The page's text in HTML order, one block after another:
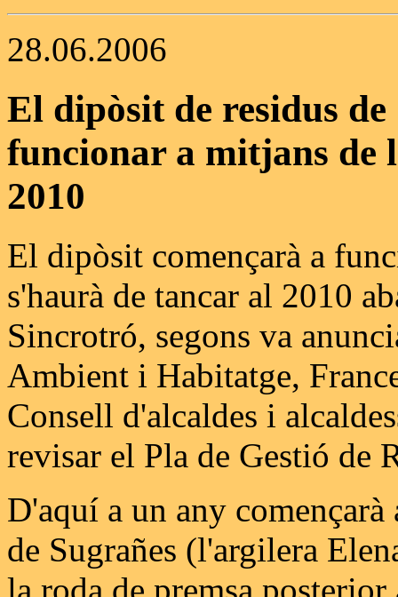
28.06.2006
El dipòsit de residus
funcionar a mitjans de
2010
El dipòsit començarà a
s'haurà de tancar al 2010
Sincrotró, segons va
Ambient i Habitatge,
Consell d'alcaldes i
revisar el Pla de Gestió de
D'aquí a un any
de Sugrañes (l'argilera